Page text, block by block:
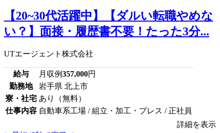
【20~30代活躍中】【ダルい転職やめな
い？】面接・履歴書不要！たった3分...
UTエージェント株式会社
給与 月収例357,000円
勤務地
岩手県 北上市
寮・社宅 あり（無料）
仕事内容 自動車系工場 / 組立・加工・プレス / 正社員
詳細を表示